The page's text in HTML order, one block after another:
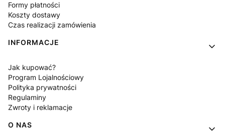
Formy płatności
Koszty dostawy
Czas realizacji zamówienia
INFORMACJE
Jak kupować?
Program Lojalnościowy
Polityka prywatności
Regulaminy
Zwroty i reklamacje
O NAS